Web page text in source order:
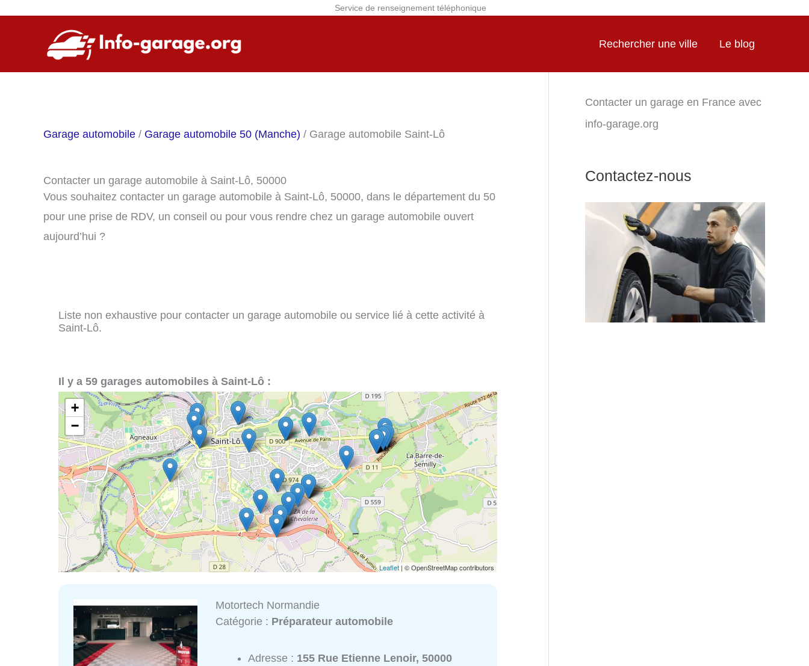
Service de renseignement téléphonique
Rechercher une ville Le blog
Garage automobile / Garage automobile 50 (Manche) / Garage automobile Saint-Lô
Contacter un garage automobile à Saint-Lô, 50000
Vous souhaitez contacter un garage automobile à Saint-Lô, 50000, dans le département du 50
pour une prise de RDV, un conseil ou pour vous rendre chez un garage automobile ouvert
aujourd’hui ?
Liste non exhaustive pour contacter un garage automobile ou service lié à cette activité à
Saint-Lô.
Il y a 59 garages automobiles à Saint-Lô :
+
−
Leaflet | © OpenStreetMap contributors
Motortech Normandie
Catégorie : Préparateur automobile
Adresse : 155 Rue Etienne Lenoir, 50000
Contacter un garage en France avec
info-garage.org
Contactez-nous